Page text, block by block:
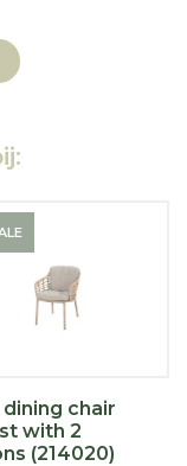
chair
with 2
(214020)